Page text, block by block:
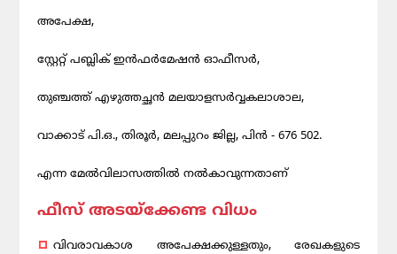
അപേക്ഷ,
സ്റ്റേറ്റ് പബ്ലിക് ഇൻഫർമേഷൻ ഓഫീസർ,
തുഞ്ചത്ത് എഴുത്തച്ഛൻ മലയാളസർവ്വകലാശാല,
വാക്കാട് പി.ഒ., തിരൂർ, മലപ്പുറം ജില്ല, പിൻ - 676 502.
എന്ന മേൽവിലാസത്തിൽ നൽകാവുന്നതാണ്
ഫീസ് അടയ്ക്കേണ്ട വിധം
വിവരാവകാശ അപേക്ഷക്കുള്ളതും, രേഖകളുടെ